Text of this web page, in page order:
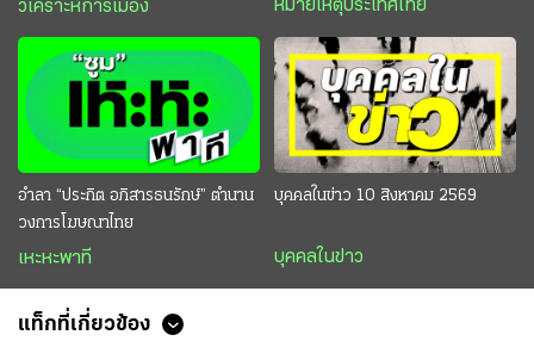
วิเคราะห์การเมือง หมายเหตุประเทศไทย
อำลา “ประกิต อภิสารธนรักษ์” ตำนาน
วงการโฆษณาไทย
เหะหะพาที
บุคคลในข่าว 10 สิงหาคม 2569
บุคคลในข่าว
แท็กที่เกี่ยวข้อง